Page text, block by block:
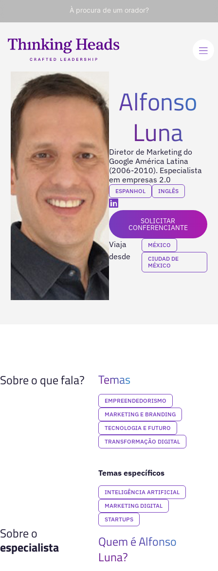
À procura de um orador?
Alfonso
Luna
Diretor de Marketing do
Google América Latina
(2006-2010). Especialista
em empresas 2.0
ESPANHOL INGLÊS
SOLICITAR
CONFERENCIANTE
Viaja
desde
MÉXICO
CIUDAD DE
MÉXICO
Sobre o que fala? Temas
EMPREENDEDORISMO
MARKETING E BRANDING
TECNOLOGIA E FUTURO
TRANSFORMAÇÃO DIGITAL
Temas específicos
INTELIGÊNCIA ARTIFICIAL
MARKETING DIGITAL
STARTUPS
Sobre o
especialista
Quem é Alfonso
Luna?